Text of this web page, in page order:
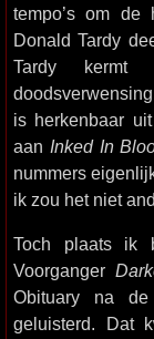
tempo’s om de
Donald Tardy
Tardy kermt
is herkenbaar
aan Inked In
nummers
ik zou het niet
Toch plaats ik
Voorganger
Obituary na
geluisterd. Dat